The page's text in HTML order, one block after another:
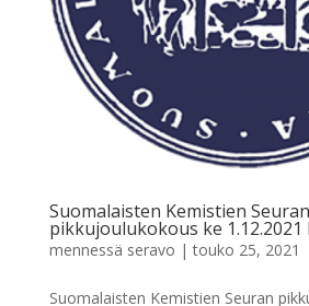
Suomalaisten Kemistien Seuran
pikkujoulukokous ke 1.12.2021
mennessä seravo |touko 25, 2021
Suomalaisten Kemistien Seuran